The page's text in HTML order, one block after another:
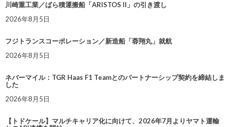
川崎重工業／ばら積運搬船「ARISTOS II」の引き渡し
2026年8月5日
フジトランスコーポレーション／新造船「蓉翔丸」就航
2026年8月5日
ネバーマイル：TGR Haas F1 Teamとのパートナーシップ契約を締結しま
した
2026年8月5日
【トドケール】マルチキャリア化に向けて、2026年7月よりヤマト運輸